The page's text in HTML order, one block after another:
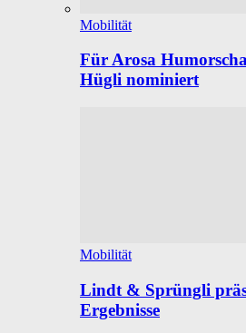
Mobilität
Für Arosa
Hügli nominiert
Mobilität
Lindt & Sprüngli
Ergebnisse